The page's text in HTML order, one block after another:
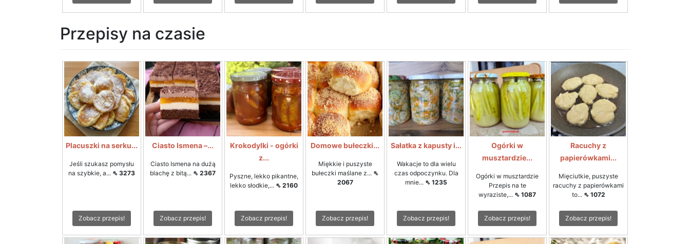
Przepisy na czasie
Placuszki na serku...
Jeśli szukasz pomysłu
na szybkie, a... ⇖ 3273
Zobacz przepis!
Ciasto Ismena –...
Ciasto Ismena na dużą
blachę z bitą... ⇖ 2367
Zobacz przepis!
Krokodylki - ogórki
z...
Pyszne, lekko pikantne,
lekko słodkie,... ⇖ 2160
Zobacz przepis!
Domowe bułeczki...
Miękkie i puszyste
bułeczki maślane z... ⇖
2067
Zobacz przepis!
Sałatka z kapusty i...
Wakacje to dla wielu
czas odpoczynku. Dla
mnie... ⇖ 1235
Zobacz przepis!
Ogórki w
musztardzie...
Ogórki w musztardzie
Przepis na te
wyraziste,... ⇖ 1087
Zobacz przepis!
Racuchy z
papierówkami...
Mięciutkie, puszyste
racuchy z papierówkami
to... ⇖ 1072
Zobacz przepis!